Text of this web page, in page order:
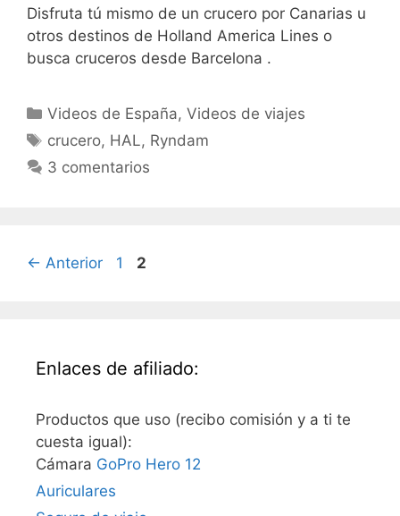
Disfruta tú mismo de un crucero por Canarias u
otros destinos de Holland America Lines o
busca cruceros desde Barcelona .
Categorías
Videos de España,Videos de viajes
Etiquetas
crucero, HAL, Ryndam
3 comentarios
← Anterior Página
1 Página
2
Enlaces de afiliado:
Productos que uso (recibo comisión y a ti te
cuesta igual):
Cámara GoPro Hero 12
Auriculares